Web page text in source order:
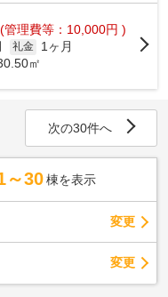
(管理費等：10,000円 )
礼金
1ヶ月
㎡
次の30件へ
～30 棟を表示
変更
変更